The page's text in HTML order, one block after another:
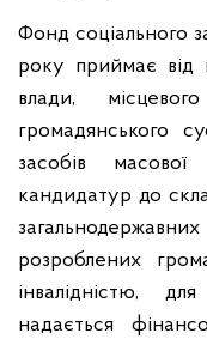
Фонд соціального
року приймає від
влади,
громадянського
засобів масової
кандидатур до
розроблених
інвалідністю,
надається